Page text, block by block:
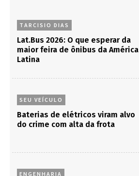
TARCISIO DIAS
Lat.Bus 2026: O que esperar da
maior feira de ônibus da América
Latina
SEU VEÍCULO
Baterias de elétricos viram alvo
do crime com alta da frota
ENGENHARIA